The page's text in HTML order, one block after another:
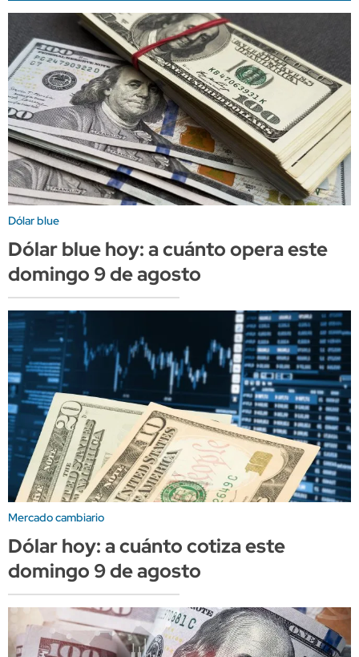
Dólar blue
Dólar blue hoy: a cuánto opera este
domingo 9 de agosto
Mercado cambiario
Dólar hoy: a cuánto cotiza este
domingo 9 de agosto